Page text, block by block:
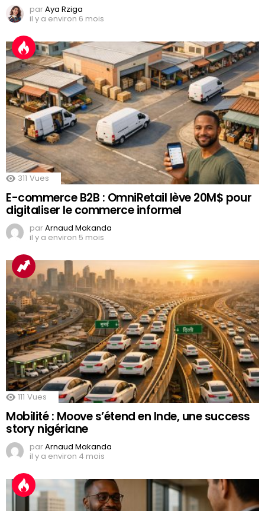
parAya Rziga
il y a environ 6 mois
311 Vues
E-commerce B2B : OmniRetail lève 20M$ pour
digitaliser le commerce informel
parArnaud Makanda
il y a environ 5 mois
111 Vues
Mobilité : Moove s’étend en Inde, une success
story nigériane
parArnaud Makanda
il y a environ 4 mois